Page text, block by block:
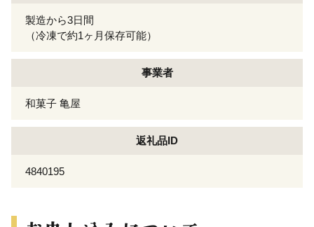
製造から3日間
（冷凍で約1ヶ月保存可能）
事業者
和菓子 亀屋
返礼品ID
4840195